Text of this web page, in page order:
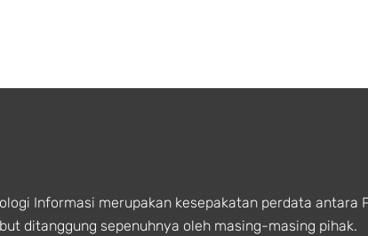
Informasi merupakan kesepakatan perdata
ditanggung sepenuhnya oleh masing-masing pihak.